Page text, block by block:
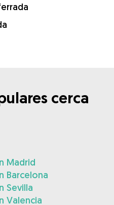
cerca
Madrid
Barcelona
Sevilla
Valencia